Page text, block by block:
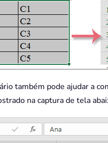
também pode ajudar a
na captura de tela